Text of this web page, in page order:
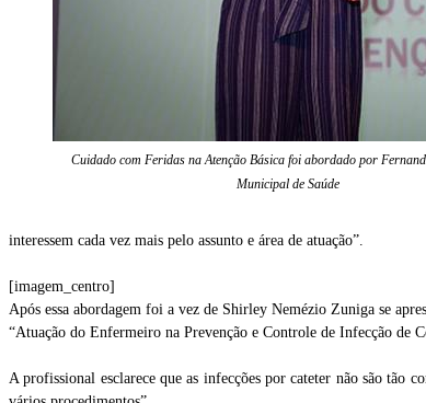
Cuidado com Feridas na Atenção Básica foi abordado por
Municipal de Saúde
interessem cada vez mais pelo assunto e área de atuação”.
[imagem_centro]
Após essa abordagem foi a vez de Shirley Nemézio Zuniga se
“Atuação do Enfermeiro na Prevenção e Controle de Infecção de
A profissional esclarece que as infecções por cateter não são tão